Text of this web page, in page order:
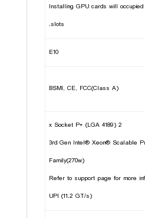
*Installing GPU cards will
slots.
E10
BSMI, CE, FCC(Class A)
2 x Socket P+ (LGA 4189)
3rd Gen Intel® Xeon® Scalable
Family(270w)
UPI (11.2 GT/s)